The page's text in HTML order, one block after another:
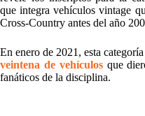
que integra vehículos vintage
Cross-Country antes del año
En enero de 2021, esta
veintena de vehículos que
fanáticos de la disciplina.